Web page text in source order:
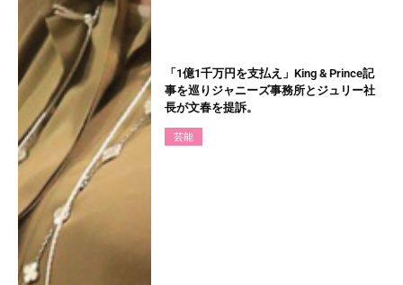
「1億1千万円を支払え」King & Prince記
事を巡りジャニーズ事務所とジュリー社
長が文春を提訴。
芸能